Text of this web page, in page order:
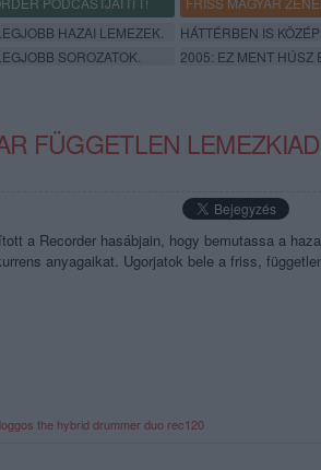
HAZAI LEMEZEK.
HÁTTÉRBEN IS
SOROZATOK. 2005: EZ MENT HÚSZ
FÜGGETLEN
a Recorder hasábjain, hogy bemutassa a
anyagaikat. Ugorjatok bele a friss,
the hybrid drummer duo rec120